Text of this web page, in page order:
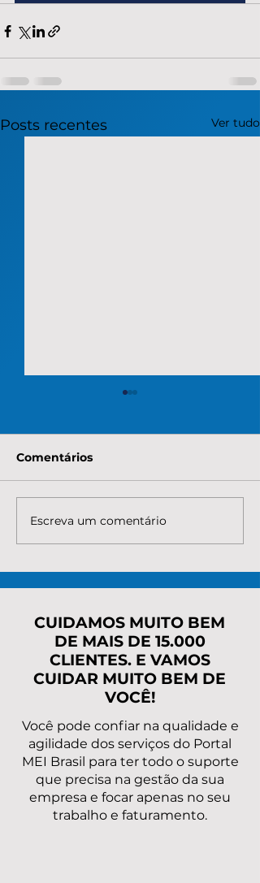
Posts recentes Ver tudo
O que é necessário
para verificar quanto
dívidas do MEI?
Comentários
Escreva um comentário
CUIDAMOS MUITO BEM
DE MAIS DE 15.000
CLIENTES. E VAMOS
CUIDAR MUITO BEM DE
VOCÊ!
Você pode confiar na qualidade e
agilidade dos serviços do Portal
MEI Brasil para ter todo o suporte
que precisa na gestão da sua
empresa e focar apenas no seu
trabalho e faturamento.